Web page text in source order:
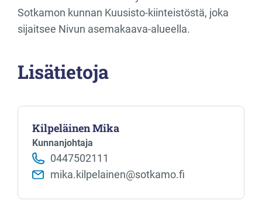
Sotkamon kunnan Kuusisto-kiinteistöstä, joka
sijaitsee Nivun asemakaava-alueella.
Lisätietoja
Kilpeläinen Mika
Kunnanjohtaja
0447502111
mika.kilpelainen@sotkamo.fi